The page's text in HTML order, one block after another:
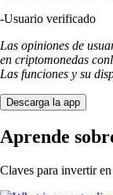
-Usuario verificado
Las opiniones de
en criptomonedas
Las funciones y su
Descarga la app
Aprende
Claves para invertir